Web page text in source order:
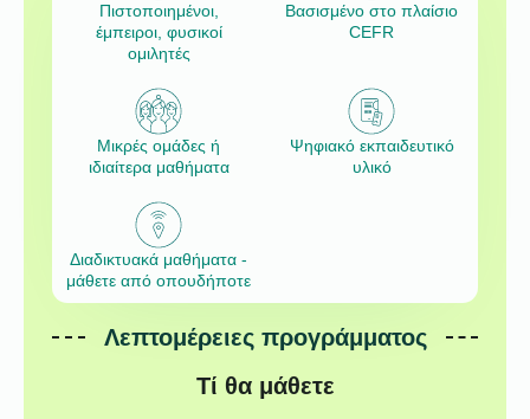
Πιστοποιημένοι,
έμπειροι, φυσικοί
ομιλητές
Βασισμένο στο πλαίσιο
CEFR
Μικρές ομάδες ή
ιδιαίτερα μαθήματα
Ψηφιακό εκπαιδευτικό
υλικό
Διαδικτυακά μαθήματα -
μάθετε από οπουδήποτε
Λεπτομέρειες προγράμματος
Τί θα μάθετε